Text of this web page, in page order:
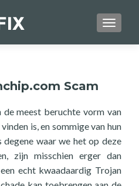
Scam
de meest beruchte vorm van
is, en sommige van hun
waar we het op deze
zijn misschien erger dan
echt kwaadaardig Trojan